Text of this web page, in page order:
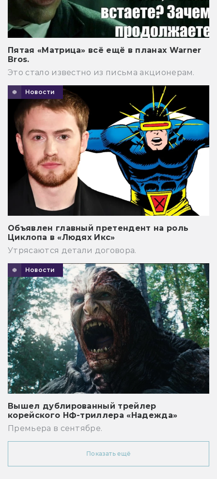
Пятая «Матрица» всё ещё в планах Warner
Bros.
Это стало известно из письма акционерам.
Новости
Объявлен главный претендент на роль
Циклопа в «Людях Икс»
Утрясаются детали договора.
Новости
Вышел дублированный трейлер
корейского НФ-триллера «Надежда»
Премьера в сентябре.
Показать ещё